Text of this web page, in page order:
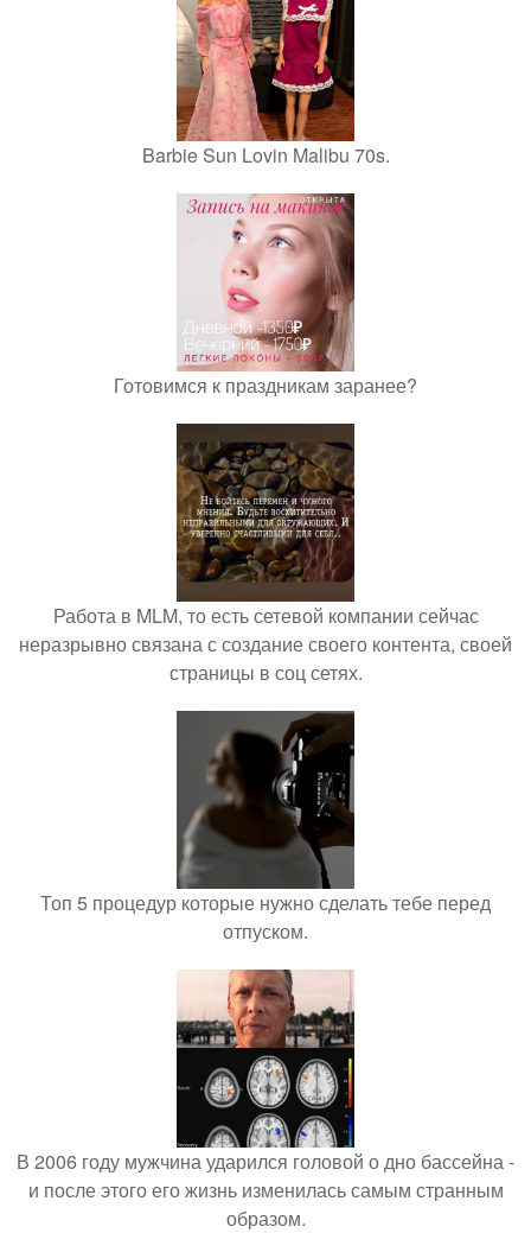
Barbie Sun Lovin Malibu 70s.
Готовимся к праздникам заранее?
Работа в MLM, то есть сетевой компании сейчас
неразрывно связана с создание своего контента, своей
страницы в соц сетях.
Топ 5 процедур которые нужно сделать тебе перед
отпуском.
В 2006 году мужчина ударился головой о дно бассейна -
и после этого его жизнь изменилась самым странным
образом.